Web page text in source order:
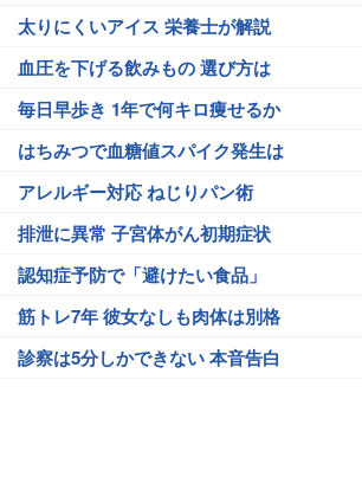
太りにくいアイス 栄養士が解説
血圧を下げる飲みもの 選び方は
毎日早歩き 1年で何キロ痩せるか
はちみつで血糖値スパイク発生は
アレルギー対応 ねじりパン術
排泄に異常 子宮体がん初期症状
認知症予防で「避けたい食品」
筋トレ7年 彼女なしも肉体は別格
診察は5分しかできない 本音告白